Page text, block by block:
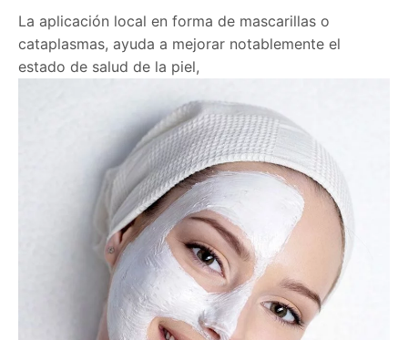
La aplicación local en forma de mascarillas o
cataplasmas, ayuda a mejorar notablemente el
estado de salud de la piel,